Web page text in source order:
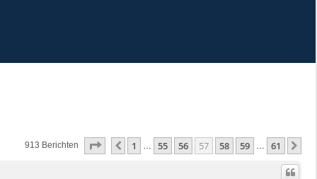
913 Berichten Pagina57Van61
Vorige
1 … 55 56 57 58 59 … 61